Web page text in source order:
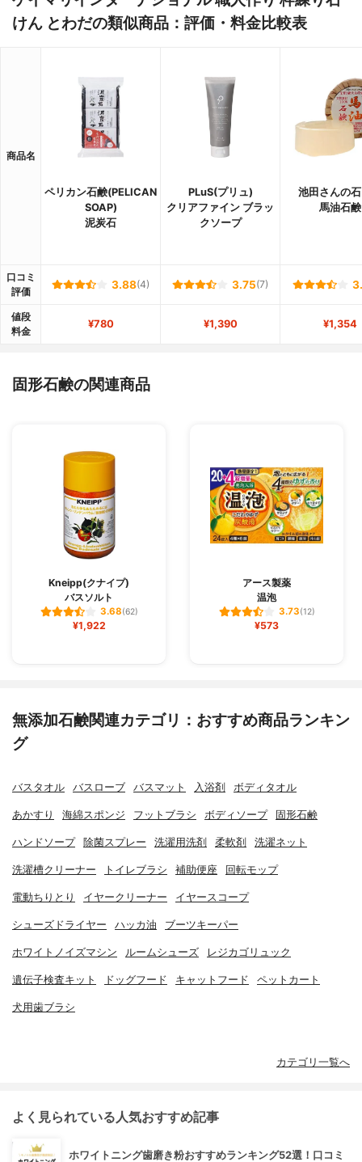
けん とわだの類似商品：評価・料金比較表
商品名
ペリカン石鹸(PELICAN
SOAP)
泥炭石
PLuS(プリュ)
クリアファイン ブラッ
クソープ
池田さんの
馬油石鹸
口コミ
評価
3.88(4) 3.75(7)
値段
料金
¥780 ¥1,390 ¥1,354
固形石鹸の関連商品
Kneipp(クナイプ)
バスソルト
3.68(62)
¥1,922
アース製薬
温泡
3.73(12)
¥573
無添加石鹸関連カテゴリ：おすすめ商品ランキン
グ
バスタオル バスローブ バスマット 入浴剤 ボディタオル
あかすり 海綿スポンジ フットブラシ ボディソープ 固形石鹸
ハンドソープ 除菌スプレー 洗濯用洗剤 柔軟剤 洗濯ネット
洗濯槽クリーナー トイレブラシ 補助便座 回転モップ
電動ちりとり イヤークリーナー イヤースコープ
シューズドライヤー ハッカ油 ブーツキーパー
ホワイトノイズマシン ルームシューズ レジカゴリュック
遺伝子検査キット ドッグフード キャットフード ペットカート
犬用歯ブラシ
カテゴリ一覧へ
よく見られている人気おすすめ記事
ホワイトニング歯磨き粉おすすめランキング52選！口コミ